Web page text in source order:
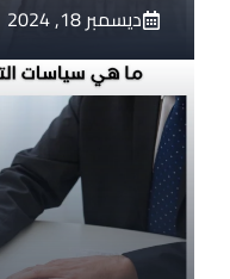
ديسمبر 18, 2024